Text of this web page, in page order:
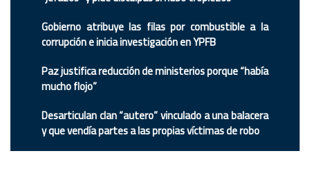
Gobierno atribuye las filas por combustible a la
corrupción e inicia investigación en YPFB
Paz justifica reducción de ministerios porque “había
mucho flojo”
Desarticulan clan “autero” vinculado a una balacera
y que vendía partes a las propias víctimas de robo